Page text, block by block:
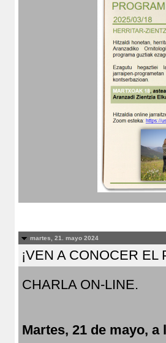
martes, 21. mayo 2024
¡VEN A CONOCER
CHARLA ON-LINE.
Martes, 21 de mayo, a